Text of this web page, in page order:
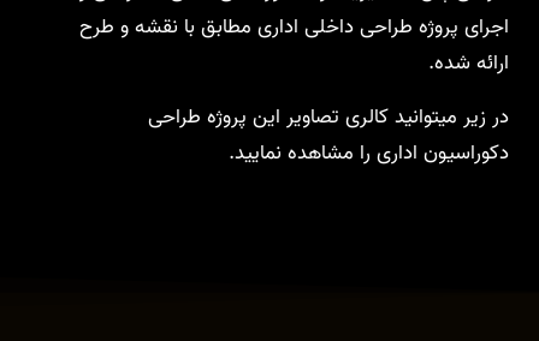
اجرای پروژه طراحی داخلی اداری مطابق با نقشه و طرح
ارائه شده.
در زیر میتوانید کالری تصاویر این پروژه طراحی
دکوراسیون اداری را مشاهده نمایید.